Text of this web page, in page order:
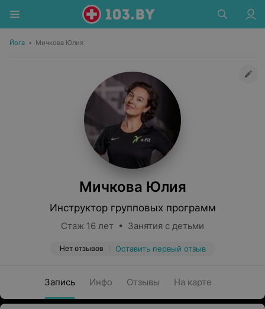
Йога • Мичкова Юлия
Мичкова Юлия
Инструктор групповых программ
Стаж 16 лет • Занятия с детьми
Нет отзывов Оставить первый отзыв
Запись Инфо Отзывы На карте